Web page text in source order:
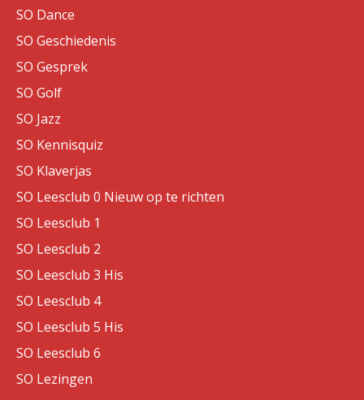
SO Dance
SO Geschiedenis
SO Gesprek
SO Golf
SO Jazz
SO Kennisquiz
SO Klaverjas
SO Leesclub 0 Nieuw op te richten
SO Leesclub 1
SO Leesclub 2
SO Leesclub 3 His
SO Leesclub 4
SO Leesclub 5 His
SO Leesclub 6
SO Lezingen